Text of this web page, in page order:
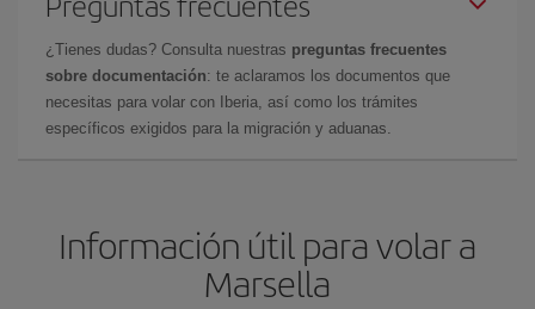
¿Tienes dudas? Consulta nuestras preguntas frecuentes
sobre documentación: te aclaramos los documentos que
necesitas para volar con Iberia, así como los trámites
específicos exigidos para la migración y aduanas.
Información útil para volar a
Marsella